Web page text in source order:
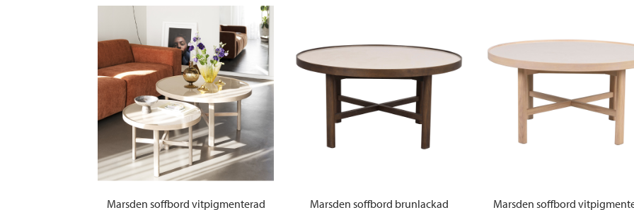
Marsden soffbord vitpigmenterad
Marsden soffbord brunlackad
Marsden soffbord